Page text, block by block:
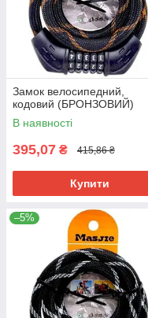
Замок велосипедний,
кодовий (БРОНЗОВИЙ)
В наявності
395,07 ₴ 415,86 ₴
Купити
–5%